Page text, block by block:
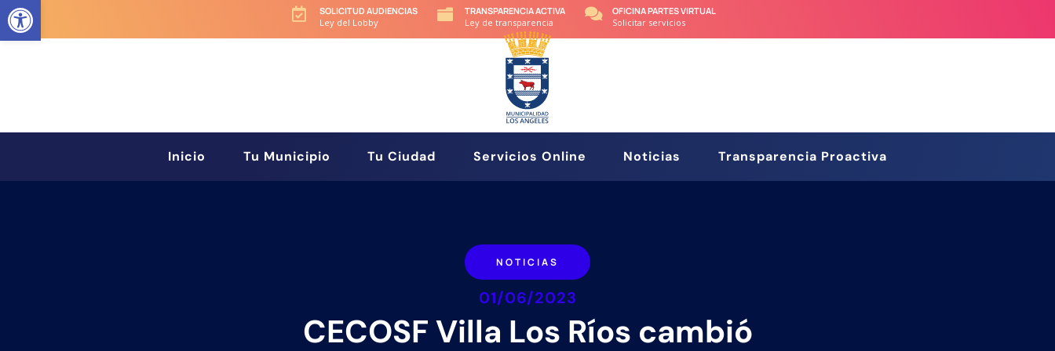

SOLICITUD AUDIENCIAS
Ley del Lobby

TRANSPARENCIA ACTIVA
Ley de transparencia

OFICINA PARTES VIRTUAL
Solicitar servicios
Inicio Tu Municipio Tu Ciudad Servicios Online Noticias Transparencia Proactiva
NOTICIAS
01/06/2023
CECOSF Villa Los Ríos cambió